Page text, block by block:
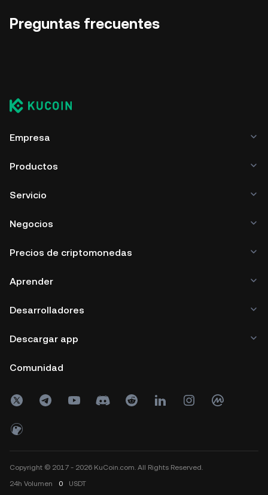
Preguntas frecuentes
Empresa
Productos
Servicio
Negocios
Precios de criptomonedas
Aprender
Desarrolladores
Descargar app
Comunidad
Copyright © 2017 - 2026 KuCoin.com. All Rights Reserved.
24h Volumen 0 USDT